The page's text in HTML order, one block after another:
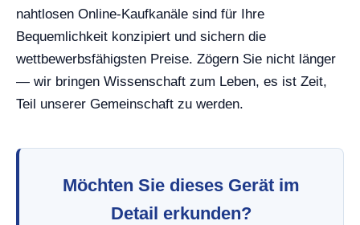
nahtlosen Online-Kaufkanäle sind für Ihre
Bequemlichkeit konzipiert und sichern die
wettbewerbsfähigsten Preise. Zögern Sie nicht länger
— wir bringen Wissenschaft zum Leben, es ist Zeit,
Teil unserer Gemeinschaft zu werden.
Möchten Sie dieses Gerät im
Detail erkunden?